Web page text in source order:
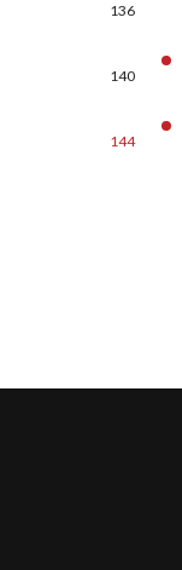
136
140
144